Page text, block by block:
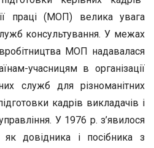
праці (МОП) велика увага
консультування. У межах
МОП надавалася
учасницям в організації
служб для різноманітних
кадрів викладачів і
У 1976 р. з’явилося
довідника і посібника з